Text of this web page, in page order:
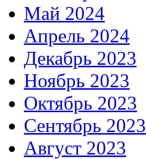
Май 2024
Апрель 2024
Декабрь 2023
Ноябрь 2023
Октябрь 2023
Сентябрь 2023
Август 2023